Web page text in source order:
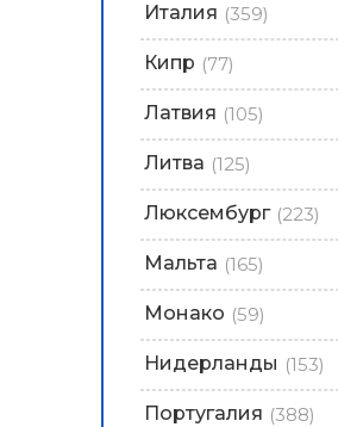
Италия (359)
Кипр (77)
Латвия (105)
Литва (125)
Люксембург (223)
Мальта (165)
Монако (59)
Нидерланды (153)
Португалия (388)